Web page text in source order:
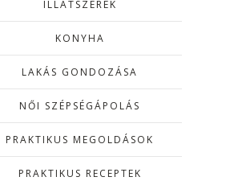
ILLATSZEREK
KONYHA
LAKÁS GONDOZÁSA
NŐI SZÉPSÉGÁPOLÁS
PRAKTIKUS MEGOLDÁSOK
PRAKTIKUS RECEPTEK